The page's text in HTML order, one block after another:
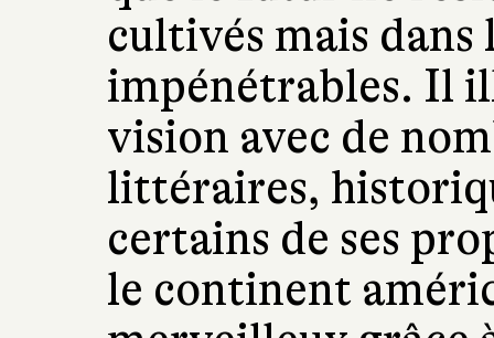
cultivés mais dans
impénétrables. Il
vision avec de
littéraires,
certains de ses
le continent